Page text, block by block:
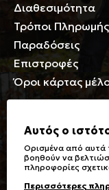
Διαθεσιμότητα
Τρόποι Πληρωμής
Παραδόσεις
Επιστροφές
Όροι κάρτας
Γενικά
Καταστήματα
Ειδικές
Αυτός ο
Ορισμένα από αυτά
βοηθούν να
πληροφορίες
Περισσότερες